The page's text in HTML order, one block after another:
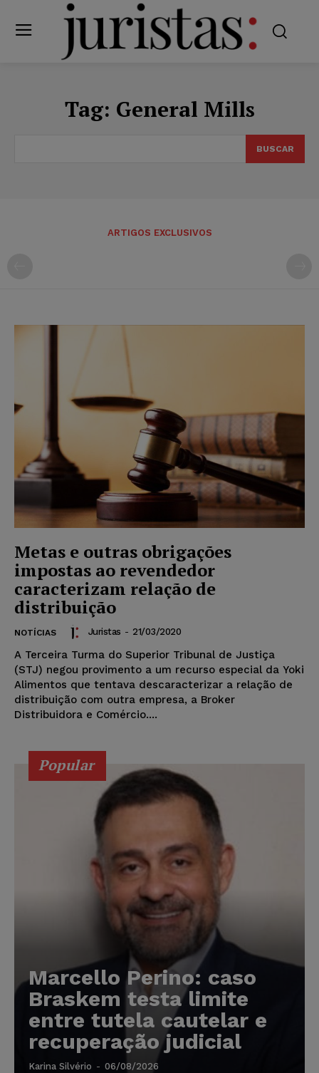
Tag: General Mills
BUSCAR
ARTIGOS EXCLUSIVOS
Metas e outras obrigações
impostas ao revendedor
caracterizam relação de
distribuição
NOTÍCIAS Juristas - 21/03/2020
A Terceira Turma do Superior Tribunal de Justiça
(STJ) negou provimento a um recurso especial da Yoki
Alimentos que tentava descaracterizar a relação de
distribuição com outra empresa, a Broker
Distribuidora e Comércio....
Popular
Marcello Perino: caso
Braskem testa limite
entre tutela cautelar e
recuperação judicial
Karina Silvério - 06/08/2026